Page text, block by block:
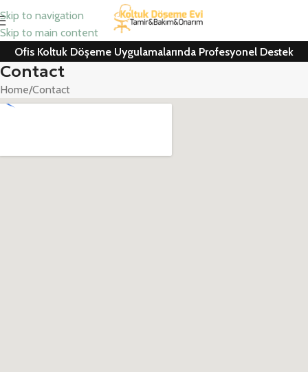
Skip to navigation
Skip to main content
Ofis Koltuk Döşeme Uygulamalarında Profesyonel Destek
Contact
Home Contact